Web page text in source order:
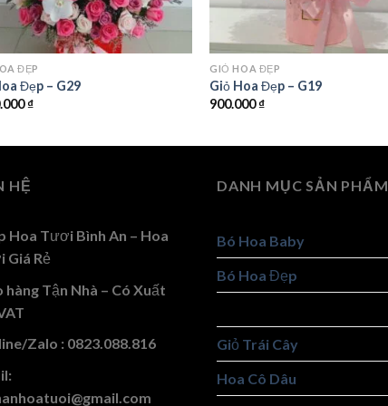
ĐẸP
Đẹp – G29
₫
GIỎ HOA ĐẸP
Giỏ Hoa Đẹp – G19
900.000₫
HỆ
Hoa Tươi Bình An – Hoa
Giá Rẻ
hàng Tận Nhà – Có Xuất
Zalo : 0823.088.816
DANH MỤC SẢN PHẨM
Bó Hoa Baby
Bó Hoa Đẹp
Giỏ Trái Cây
Hoa Cô Dâu